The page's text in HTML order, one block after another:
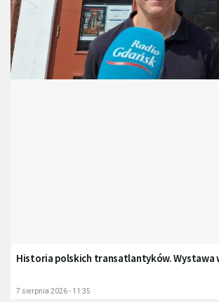
Historia polskich transatlantyków. Wystawa
7 sierpnia 2026 - 11:35